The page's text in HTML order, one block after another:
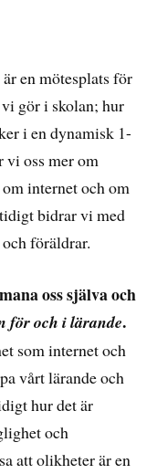
är en mötesplats för
gör i skolan; hur
i en dynamisk 1-
vi oss mer om
internet och om
bidrar vi med
föräldrar.
oss själva och
för och i lärande.
som internet och
vårt lärande och
hur det är
och
att olikheter är en